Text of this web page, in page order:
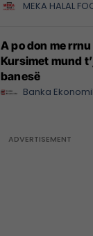
MEKA HALAL
A po don me
Kursimet mund
banesë
Banka